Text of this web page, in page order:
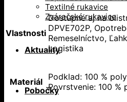
Textilné rukavice
Zváračské rukavice
Aktuality
Pobočky
Vlastnosti
Dostupné aj na
DPVE702P,
Remeselníctvo,
Logistika
Materiál
Podklad: 100 %
Povrstvenie: 100 %